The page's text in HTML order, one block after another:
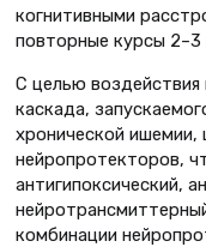
когнитивными
повторные курсы 2–3
С целью воздействия
каскада,
хронической ишемии,
нейропротекторов,
антигипоксический,
комбинации